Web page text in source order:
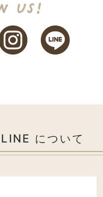
について